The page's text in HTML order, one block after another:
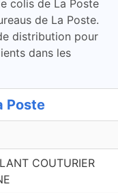
colis de La Poste
de La Poste.
distribution pour
dans les
Poste
COUTURIER